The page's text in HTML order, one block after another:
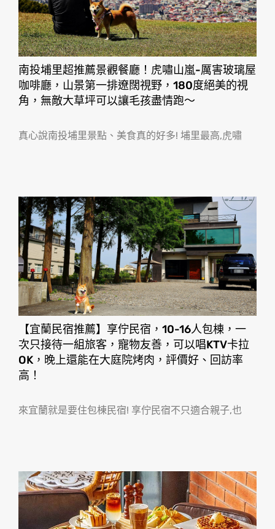
南投埔里超推薦景觀餐廳！虎嘯山嵐-厲害玻璃屋
咖啡廳，山景第一排遼闊視野，180度絕美的視
角，無敵大草坪可以讓毛孩盡情跑〜
真心說南投埔里景點、美食真的好多! 埔里最高,虎嘯
【宜蘭民宿推薦】享佇民宿，10-16人包棟，一
次只接待一組旅客，寵物友善，可以唱KTV卡拉
OK，晚上還能在大庭院烤肉，評價好、回訪率
高！
來宜蘭就是要住包棟民宿! 享佇民宿不只適合親子,也